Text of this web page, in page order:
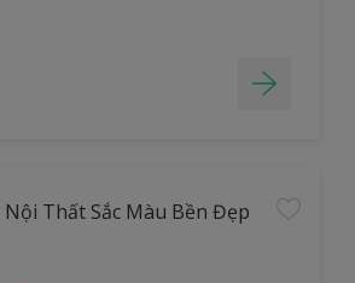
Thất Sắc Màu Bền Đẹp